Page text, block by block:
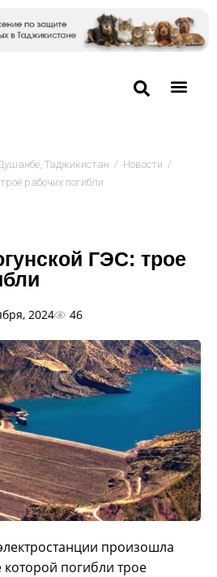
Таджикистан / Новости /
рабочих погибли
ГЭС: трое
2024 46
произошла
которой погибли трое